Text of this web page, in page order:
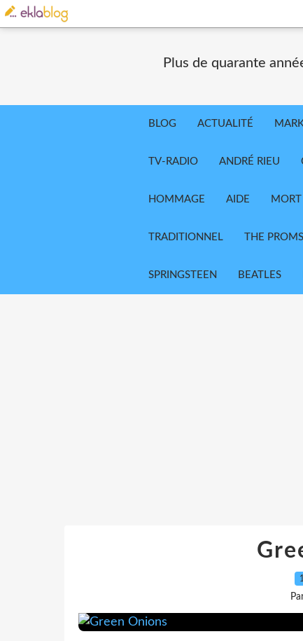
Plus de quarante
BLOG ACTUALITÉ
TV-RADIO ANDRÉ RIEU
HOMMAGE AIDE
TRADITIONNEL THE PROMS
SPRINGSTEEN BEATLES